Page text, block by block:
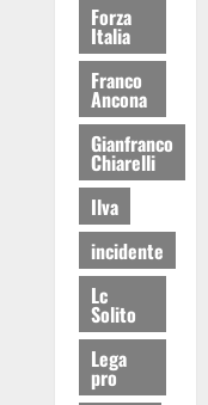
Forza
Italia
Franco
Ancona
Gianfranco
Chiarelli
Ilva
incidente
Lc
Solito
Lega
pro